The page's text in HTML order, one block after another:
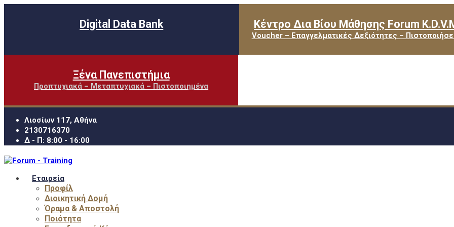
Digital Data Bank Κέντρο Δια Βίου Μάθησης Forum
Voucher – Επαγγελματικές Δεξιότητες –
Ξένα Πανεπιστήμια
Προπτυχιακά – Μεταπτυχιακά – Πιστοποιημένα
Λιοσίων 117, Αθήνα
2130716370
Δ - Π: 8:00 - 16:00
Εταιρεία
Προφίλ
Διοικητική Δομή
Όραμα & Αποστολή
Ποιότητα